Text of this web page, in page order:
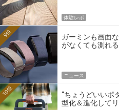
体験レポ
ガーミンも画面
がなくても測れ
9位
ニュース
“ちょうどいいポ
型化＆進化して
10位